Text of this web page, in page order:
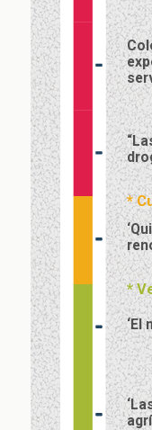
*
*
‘El